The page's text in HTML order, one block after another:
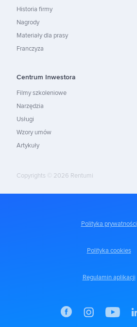
Historia firmy
Nagrody
Materiały dla prasy
Franczyza
Centrum Inwestora
Filmy szkoleniowe
Narzędzia
Usługi
Wzory umów
Artykuły
Copyrights © 2026 Rentumi
Polityka prywatności
Polityka cookies
Regulamin aplikacji